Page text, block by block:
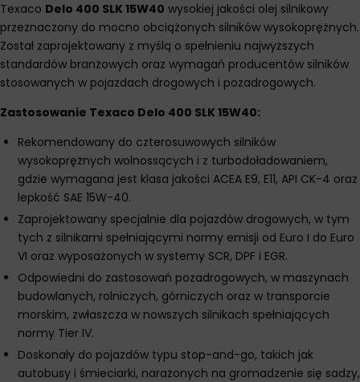
Texaco Delo 400 SLK 15W40 wysokiej jakości olej silnikowy
przeznaczony do mocno obciążonych silników wysokoprężnych.
Został zaprojektowany z myślą o spełnieniu najwyższych
standardów branżowych oraz wymagań producentów silników
stosowanych w pojazdach drogowych i pozadrogowych.
Zastosowanie Texaco Delo 400 SLK 15W40:
Rekomendowany do czterosuwowych silników
wysokoprężnych wolnossących i z turbodoładowaniem,
gdzie wymagana jest klasa jakości ACEA E9, E11, API CK-4 oraz
lepkość SAE 15W-40.
Zaprojektowany specjalnie dla pojazdów drogowych, w tym
tych z silnikami spełniającymi normy emisji od Euro I do Euro
VI oraz wyposażonych w systemy SCR, DPF i EGR.
Odpowiedni do zastosowań pozadrogowych, w maszynach
budowlanych, rolniczych, górniczych oraz w transporcie
morskim, zwłaszcza w nowszych silnikach spełniających
normy Tier IV.
Doskonały do pojazdów typu stop-and-go, takich jak
autobusy i śmieciarki, narażonych na gromadzenie się sadzy,